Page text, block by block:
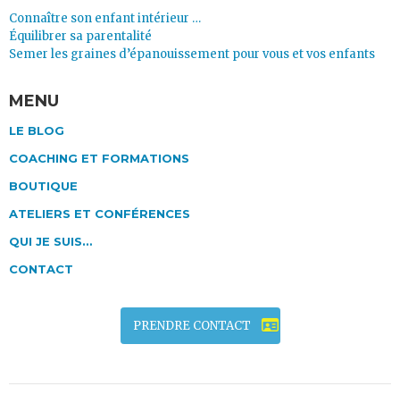
Connaître son enfant intérieur …
Équilibrer sa parentalité
Semer les graines d’épanouissement pour vous et vos enfants
MENU
LE BLOG
COACHING ET FORMATIONS
BOUTIQUE
ATELIERS ET CONFÉRENCES
QUI JE SUIS…
CONTACT
PRENDRE CONTACT